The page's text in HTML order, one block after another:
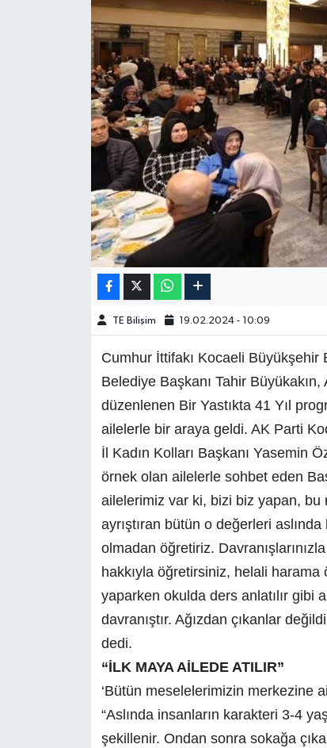
TE Bilişim 19.02.2024 - 10:09
Cumhur İttifakı Kocaeli
Belediye Başkanı Tahir Büyükakın,
düzenlenen Bir Yastıkta 41 Yıl
ailelerle bir araya geldi. AK Parti
İl Kadın Kolları Başkanı Yasemin
örnek olan ailelerle sohbet eden
ailelerimiz var ki, bizi biz yapan,
ayrıştıran bütün o değerleri
olmadan öğretiriz.
hakkıyla öğretirsiniz, helali harama
yaparken okulda ders anlatılır gibi
davranıştır. Ağızdan çıkanlar
dedi.
“İLK MAYA AİLEDE ATILIR”
‘Bütün meselelerimizin merkezine
“Aslında insanların karakteri 3-4
şekillenir. Ondan sonra sokağa